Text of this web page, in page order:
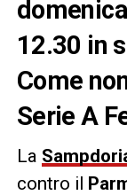
12.30 in
Come
Serie A
La
contro il